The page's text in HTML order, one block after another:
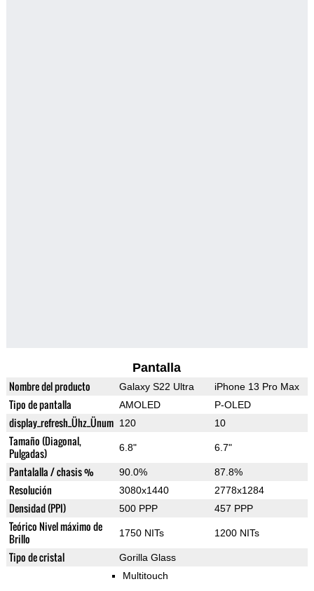
Pantalla
Nombre del producto Galaxy S22 Ultra iPhone 13 Pro Max
Tipo de pantalla AMOLED P-OLED
display_refresh_Ühz_Ünum 120 10
Tamaño (Diagonal,
Pulgadas)
6.8" 6.7"
Pantalalla / chasis % 90.0% 87.8%
Resolución 3080x1440 2778x1284
Densidad (PPI) 500 PPP 457 PPP
Teórico Nivel máximo de
Brillo
1750 NITs 1200 NITs
Tipo de cristal Gorilla Glass
Multitouch